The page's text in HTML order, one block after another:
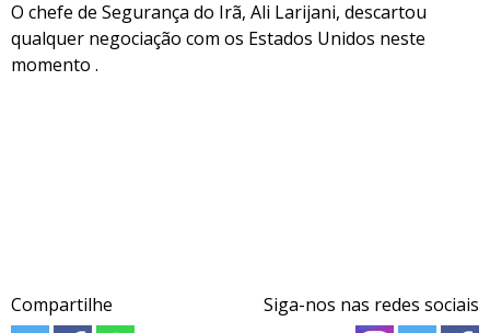
O chefe de Segurança do Irã, Ali Larijani, descartou
qualquer negociação com os Estados Unidos neste
momento .
Compartilhe Siga-nos nas redes sociais